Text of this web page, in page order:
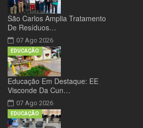
São Carlos Amplia Tratamento
De Resíduos…
07 Ago 2026
Educação Em Destaque: EE
Visconde Da Cun…
07 Ago 2026
EDUCAÇÃO
EDUCAÇÃO